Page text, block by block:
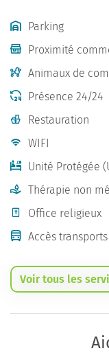
Parking
Proximité
Animaux de
Présence 24/24
Restauration
WIFI
Unité Protégée
Thérapie non
Office religieux
Accès
Voir tous les